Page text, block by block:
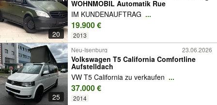
20
WOHNMOBIL Automatik Rue
IM KUNDENAUFTRAG ...
19.900 €
2013
25
Neu-Isenburg 23.06.2026
Volkswagen T5 California Comfortline
Aufstelldach
VW T5 California zu verkaufen ...
37.000 €
2014